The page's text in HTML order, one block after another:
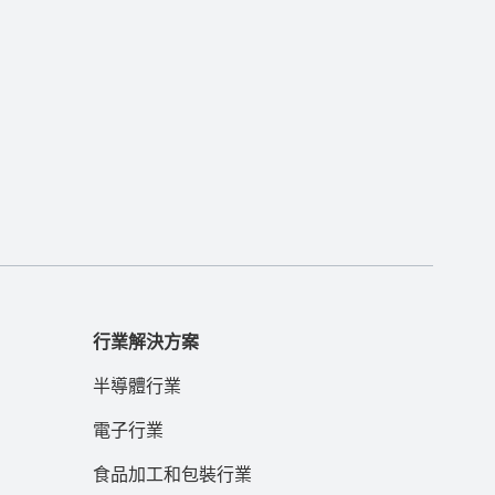
行業解決方案
半導體行業
電子行業
食品加工和包裝行業